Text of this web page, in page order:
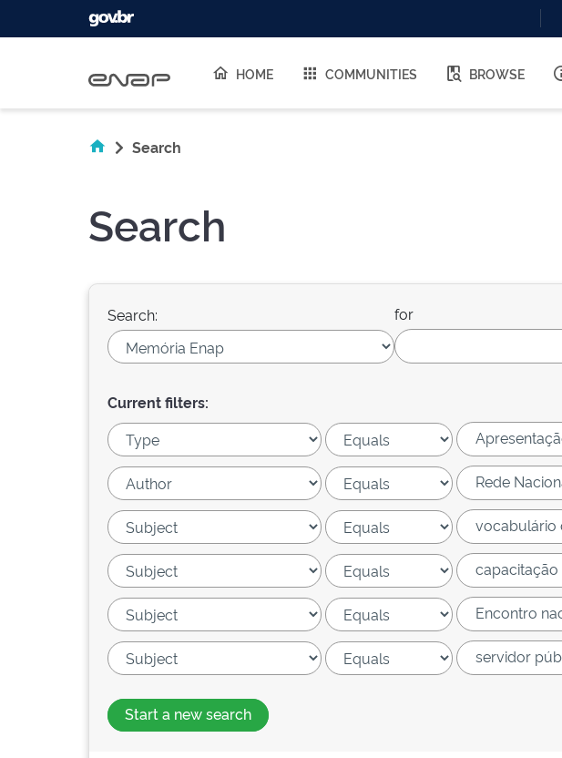
HOME COMMUNITIES BROWSE
Search
Search
Search: for
Current filters:
Start a new search